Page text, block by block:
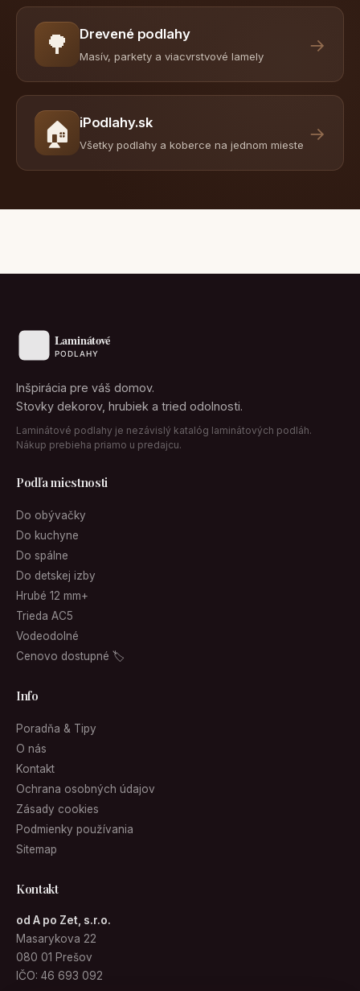
🌳 Drevené podlahy
Masív, parkety a viacvrstvové lamely
→
🏠 iPodlahy.sk
Všetky podlahy a koberce na jednom mieste
→
Inšpirácia pre váš domov.
Stovky dekorov, hrubiek a tried odolnosti.
Laminátové podlahy je nezávislý katalóg laminátových podláh.
Nákup prebieha priamo u predajcu.
Podľa miestnosti
Do obývačky
Do kuchyne
Do spálne
Do detskej izby
Hrubé 12 mm+
Trieda AC5
Vodeodolné
Cenovo dostupné 🏷
Info
Poradňa & Tipy
O nás
Kontakt
Ochrana osobných údajov
Zásady cookies
Podmienky používania
Sitemap
Kontakt
od A po Zet, s.r.o.
Masarykova 22
080 01 Prešov
IČO: 46 693 092